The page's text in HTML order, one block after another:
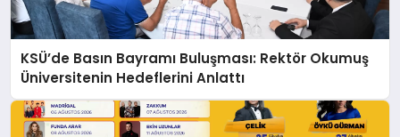
KSÜ’de Basın Bayramı Buluşması: Rektör Okumuş
Üniversitenin Hedeflerini Anlattı